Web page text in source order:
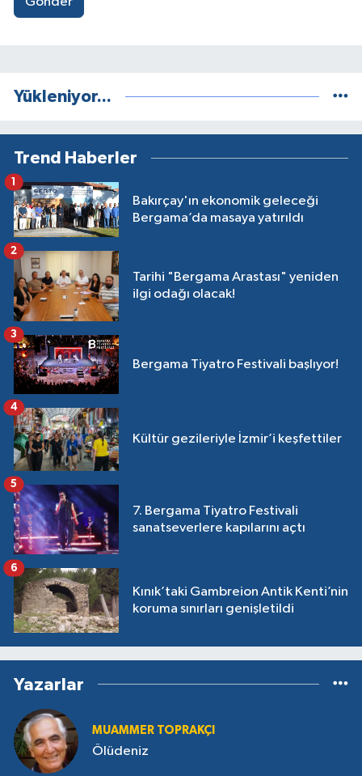
Yükleniyor...
Trend Haberler
Bakırçay'ın ekonomik geleceği
Bergama’da masaya yatırıldı
1
Tarihi "Bergama Arastası" yeniden
ilgi odağı olacak!
2
Bergama Tiyatro Festivali başlıyor!
3
Kültür gezileriyle İzmir’i keşfettiler
4
7. Bergama Tiyatro Festivali
sanatseverlere kapılarını açtı
5
Kınık’taki Gambreion Antik Kenti’nin
koruma sınırları genişletildi
6
Yazarlar
MUAMMER TOPRAKÇI
Ölüdeniz